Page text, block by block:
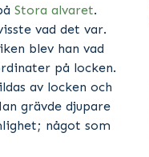
Stora alvaret.
vad det var.
blev han vad
på locken.
av locken och
grävde djupare
något som